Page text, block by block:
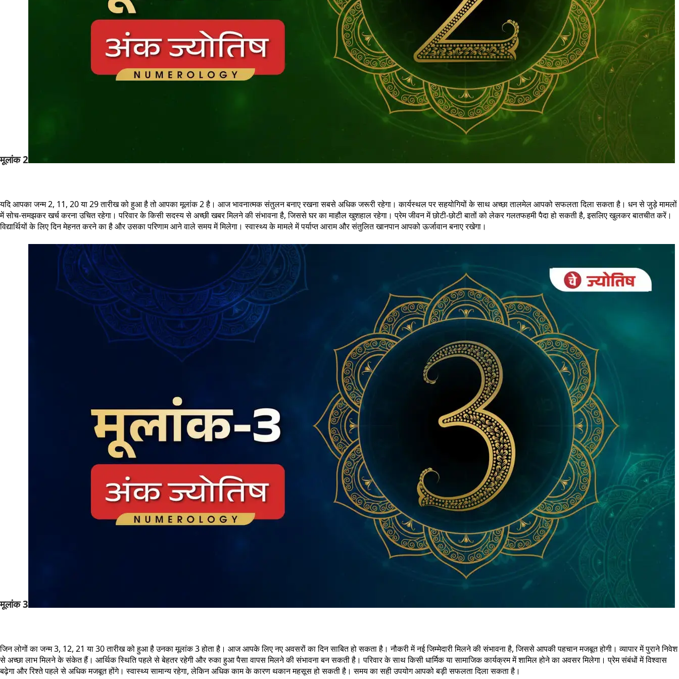
मूलांक 2
यदि आपका जन्म 2, 11, 20 या 29 तारीख को हुआ है तो आपका मूलांक 2 है। आज भावनात्मक संतुलन बनाए रखना सबसे अधिक जरूरी रहेगा। कार्यस्थल पर सहयोगियों के साथ अच्छा तालमेल आपको सफलता दिला सकता है। धन से जुड़े मामलों
में सोच-समझकर खर्च करना उचित रहेगा। परिवार के किसी सदस्य से अच्छी खबर मिलने की संभावना है, जिससे घर का माहौल खुशहाल रहेगा। प्रेम जीवन में छोटी-छोटी बातों को लेकर गलतफहमी पैदा हो सकती है, इसलिए खुलकर बातचीत करें।
विद्यार्थियों के लिए दिन मेहनत करने का है और उसका परिणाम आने वाले समय में मिलेगा। स्वास्थ्य के मामले में पर्याप्त आराम और संतुलित खानपान आपको ऊर्जावान बनाए रखेगा।
मूलांक 3
जिन लोगों का जन्म 3, 12, 21 या 30 तारीख को हुआ है उनका मूलांक 3 होता है। आज आपके लिए नए अवसरों का दिन साबित हो सकता है। नौकरी में नई जिम्मेदारी मिलने की संभावना है, जिससे आपकी पहचान मजबूत होगी। व्यापार में पुराने निवेश
से अच्छा लाभ मिलने के संकेत हैं। आर्थिक स्थिति पहले से बेहतर रहेगी और रुका हुआ पैसा वापस मिलने की संभावना बन सकती है। परिवार के साथ किसी धार्मिक या सामाजिक कार्यक्रम में शामिल होने का अवसर मिलेगा। प्रेम संबंधों में विश्वास
बढ़ेगा और रिश्ते पहले से अधिक मजबूत होंगे। स्वास्थ्य सामान्य रहेगा, लेकिन अधिक काम के कारण थकान महसूस हो सकती है। समय का सही उपयोग आपको बड़ी सफलता दिला सकता है।